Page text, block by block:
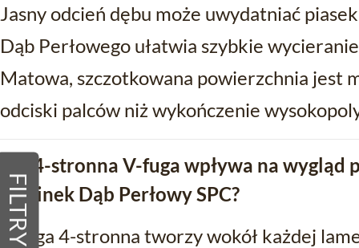
FILTRY
Jasny odcień dębu może uwydatniać
Dąb Perłowego ułatwia szybkie
Matowa, szczotkowana powierzchnia jest
odciski palców niż wykończenie
Jak 4-stronna V-fuga wpływa na wygląd
Barlinek Dąb Perłowy SPC?
V-fuga 4-stronna tworzy wokół każdej